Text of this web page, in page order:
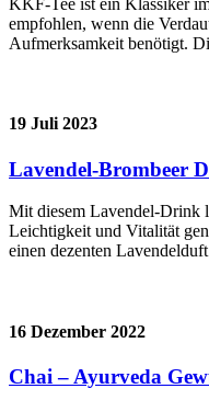
KKF-Tee ist ein Klassiker
empfohlen, wenn die
Aufmerksamkeit benötigt.
19 Juli 2023
Lavendel-Brombeer
Mit diesem Lavendel-Drink
Leichtigkeit und Vitalität
einen dezenten
16 Dezember 2022
Chai – Ayurveda